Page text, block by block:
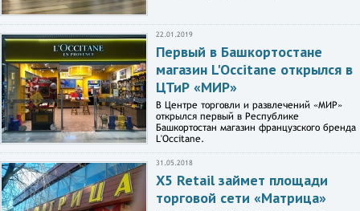
22.01.2019
Первый в Башкортостане
магазин L'Occitane открылся в
ЦТиР «МИР»
В Центре торговли и развлечений «МИР»
открылся первый в Республике
Башкортостан магазин французского бренда
L'Occitane.
31.05.2018
X5 Retail займет площади
торговой сети «Матрица»